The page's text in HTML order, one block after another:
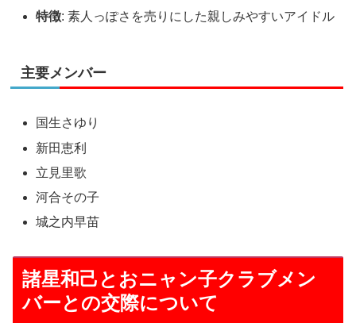
特徴: 素人っぽさを売りにした親しみやすいアイドル
主要メンバー
国生さゆり
新田恵利
立見里歌
河合その子
城之内早苗
諸星和己とおニャン子クラブメン
バーとの交際について